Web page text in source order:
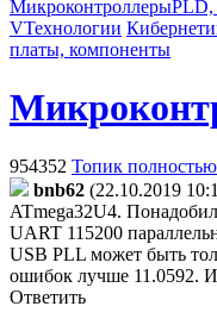
МикроконтроллерыPLD,
VТехнологии
платы, компоненты
954352 Топик полностью
bnb62 (22.10.2019
ATmega32U4.
UART 115200
USB PLL может быть
ошибок лучше 11.0592.
Ответить